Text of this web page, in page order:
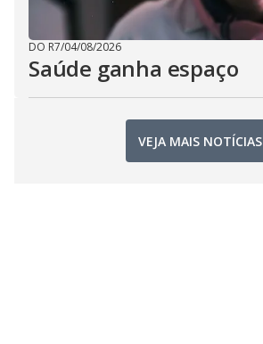
DO R7/04/08/2026
Saúde ganha espaço
VEJA MAIS NOTÍCIAS